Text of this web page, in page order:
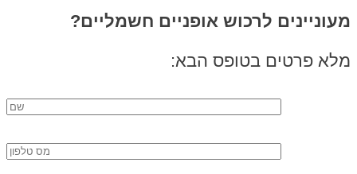
מעוניינים לרכוש אופניים חשמליים?
מלא פרטים בטופס הבא: